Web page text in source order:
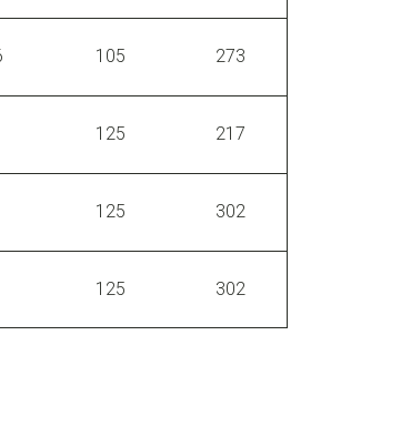
105 273
125 217
125 302
125 302